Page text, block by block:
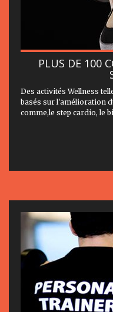
PLUS DE 100
Des activités Wellness
basés sur l'amélioration
comme,le step cardio, le